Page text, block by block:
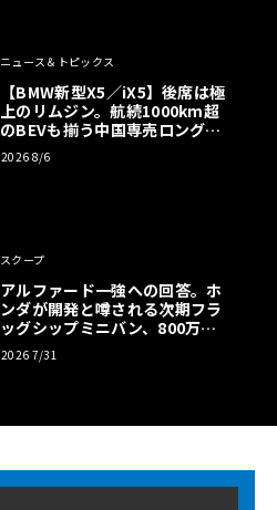
ニュース＆トピックス
【BMW新型X5／iX5】後席は極
上のリムジン。航続1000km超
のBEVも揃う中国専売ロング仕
様の全貌
2026 8/6
スクープ
アルファード一強への回答。ホ
ンダが開発と噂される次期フラ
ッグシップミニバン、800万円
超の勝算【予想CG】
2026 7/31